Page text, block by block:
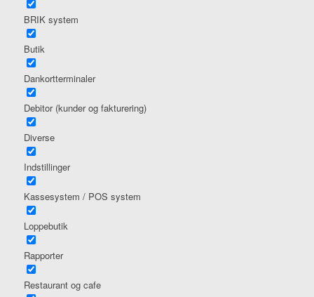
BRIK system
Butik
Dankortterminaler
Debitor (kunder og fakturering)
Diverse
Indstillinger
Kassesystem / POS system
Loppebutik
Rapporter
Restaurant og cafe